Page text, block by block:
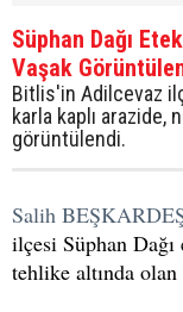
Süphan Dağı
Vaşak
Bitlis'in Adilcevaz
karla kaplı arazide,
görüntülendi.
Salih
ilçesi Süphan
tehlike altında